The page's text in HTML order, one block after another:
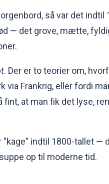
så var det indtil
— det grove, mætte,
. Der er to teorier om,
Frankrig, eller fordi
at man fik det lyse,
indtil 1800-tallet —
op til moderne tid.